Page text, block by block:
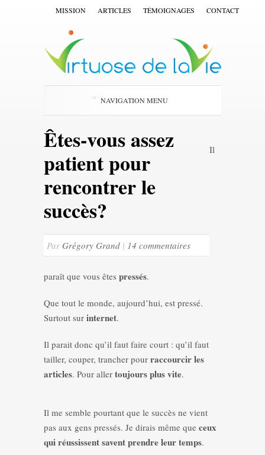
MISSION ARTICLES TÉMOIGNAGES CONTACT
NAVIGATION MENU
Êtes-vous assez
patient pour
rencontrer le
succès?
Par Grégory Grand | 14 commentaires
Il
paraît que vous êtes pressés.
Que tout le monde, aujourd’hui, est pressé.
Surtout sur internet.
Il parait donc qu’il faut faire court : qu’il faut
tailler, couper, trancher pour raccourcir les
articles. Pour aller toujours plus vite.
Il me semble pourtant que le succès ne vient
pas aux gens pressés. Je dirais même que ceux
qui réussissent savent prendre leur temps.